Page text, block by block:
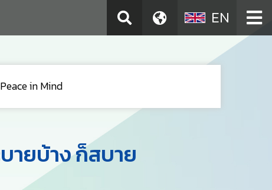
EN
Peace in Mind
ายบ้าง ก็สบาย